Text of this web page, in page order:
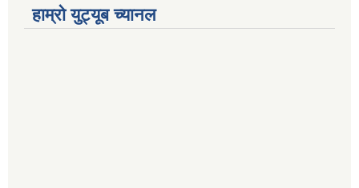
हाम्रो युट्यूब च्यानल